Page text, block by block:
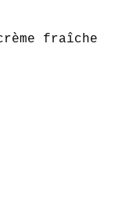
fraîche